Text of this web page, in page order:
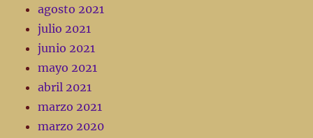
agosto 2021
julio 2021
junio 2021
mayo 2021
abril 2021
marzo 2021
marzo 2020